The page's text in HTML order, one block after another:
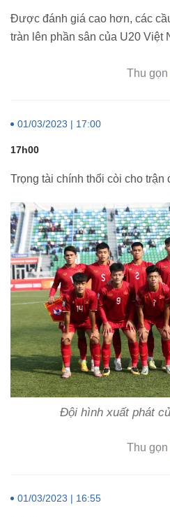
Được đánh giá cao hơn, các
tràn lên phần sân của U20 Việt
Thu gọn
01/03/2023 | 17:00
17h00
Trọng tài chính thổi còi cho trận
Đội hình xuất phát
Thu gọn
01/03/2023 | 16:55